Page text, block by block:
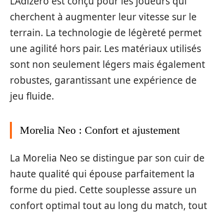
cherchent à augmenter leur vitesse sur le
terrain. La technologie de légèreté permet
une agilité hors pair. Les matériaux utilisés
sont non seulement légers mais également
robustes, garantissant une expérience de
jeu fluide.
Morelia Neo : Confort et ajustement
La Morelia Neo se distingue par son cuir de
haute qualité qui épouse parfaitement la
forme du pied. Cette souplesse assure un
confort optimal tout au long du match, tout